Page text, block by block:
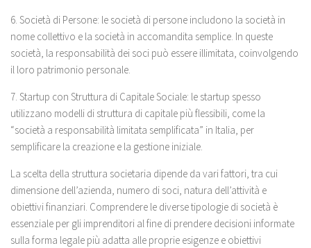
6. Società di Persone: le società di persone includono la società in
nome collettivo e la società in accomandita semplice. In queste
società, la responsabilità dei soci può essere illimitata, coinvolgendo
il loro patrimonio personale.
7. Startup con Struttura di Capitale Sociale: le startup spesso
utilizzano modelli di struttura di capitale più flessibili, come la
“società a responsabilità limitata semplificata” in Italia, per
semplificare la creazione e la gestione iniziale.
La scelta della struttura societaria dipende da vari fattori, tra cui
dimensione dell’azienda, numero di soci, natura dell’attività e
obiettivi finanziari. Comprendere le diverse tipologie di società è
essenziale per gli imprenditori al fine di prendere decisioni informate
sulla forma legale più adatta alle proprie esigenze e obiettivi